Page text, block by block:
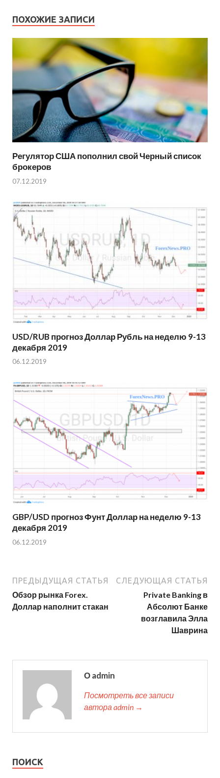
ПОХОЖИЕ ЗАПИСИ
Регулятор США пополнил свой Черный список
брокеров
07.12.2019
USD/RUB прогноз Доллар Рубль на неделю 9-13
декабря 2019
06.12.2019
GBP/USD прогноз Фунт Доллар на неделю 9-13
декабря 2019
06.12.2019
ПРЕДЫДУЩАЯ СТАТЬЯ
Обзор рынка Forex.
Доллар наполнит стакан
СЛЕДУЮЩАЯ СТАТЬЯ
Private Banking в
Абсолют Банке​
возглавила ​Элла
Шаврина
О admin
Посмотреть все записи
автора admin →
ПОИСК